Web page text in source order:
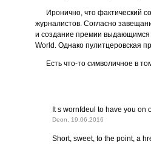
Иронично, что фактический
журналистов. Согласно
и создание премии выдающимся
World. Однако пулитцеровская
Есть что-то символичное в
It s wornfdeul to have you on
Deon, 19.06.2016
Short, sweet, to the point, a